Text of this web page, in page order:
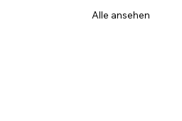
Alle ansehen